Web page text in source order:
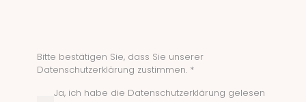
Bitte bestätigen Sie, dass Sie unserer
Datenschutzerklärung zustimmen. *
Ja, ich habe die Datenschutzerklärung gelesen